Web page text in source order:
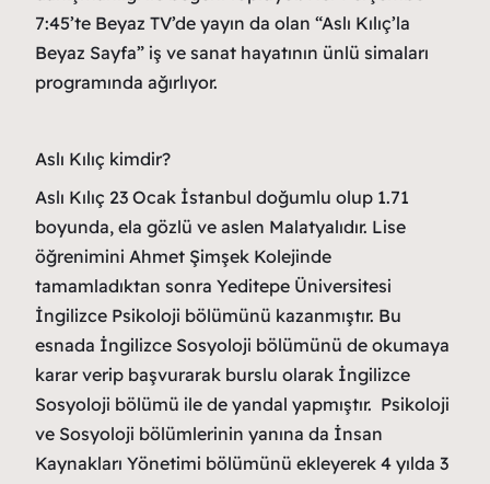
7:45’te Beyaz TV’de yayın da olan “Aslı Kılıç’la
Beyaz Sayfa” iş ve sanat hayatının ünlü simaları
programında ağırlıyor.
Aslı Kılıç kimdir?
Aslı Kılıç 23 Ocak İstanbul doğumlu olup 1.71
boyunda, ela gözlü ve aslen Malatyalıdır. Lise
öğrenimini Ahmet Şimşek Kolejinde
tamamladıktan sonra Yeditepe Üniversitesi
İngilizce Psikoloji bölümünü kazanmıştır. Bu
esnada İngilizce Sosyoloji bölümünü de okumaya
karar verip başvurarak burslu olarak İngilizce
Sosyoloji bölümü ile de yandal yapmıştır. Psikoloji
ve Sosyoloji bölümlerinin yanına da İnsan
Kaynakları Yönetimi bölümünü ekleyerek 4 yılda 3